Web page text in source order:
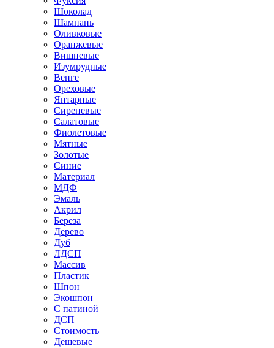
Шоколад
Шампань
Оливковые
Оранжевые
Вишневые
Изумрудные
Венге
Ореховые
Янтарные
Сиреневые
Салатовые
Фиолетовые
Мятные
Золотые
Синие
Материал
МДФ
Эмаль
Акрил
Береза
Дерево
Дуб
ЛДСП
Массив
Пластик
Шпон
Экошпон
С патиной
ДСП
Стоимость
Дешевые